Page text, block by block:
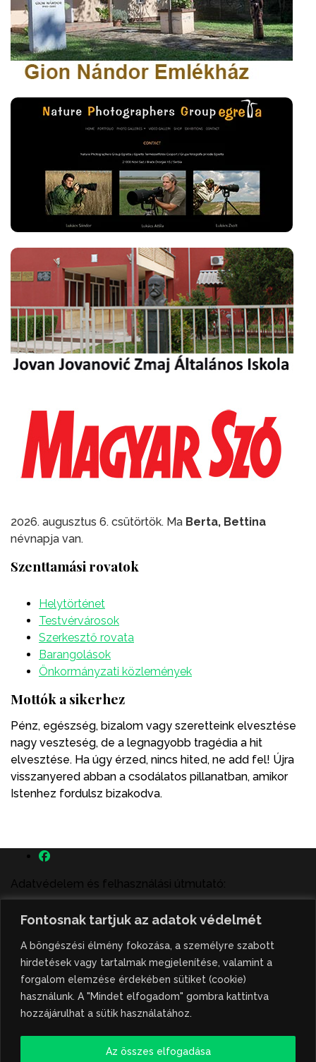
Fontosnak tartjuk az adatok védelmét
A böngészési élmény fokozása, a személyre szabott
hirdetések vagy tartalmak megjelenítése, valamint a
forgalom elemzése érdekében sütiket (cookie)
használunk. A "Mindet elfogadom" gombra kattintva
hozzájárulhat a sütik használatához.
Az összes elfogadása
2026. augusztus 6. csütörtök. Ma Berta, Bettina
névnapja van.
Szenttamási rovatok
Helytörténet
Testvérvárosok
Szerkesztő rovata
Barangolások
Önkormányzati közlemények
Mottók a sikerhez
Pénz, egészség, bizalom vagy szeretteink elvesztése
nagy veszteség, de a legnagyobb tragédia a hit
elvesztése. Ha úgy érzed, nincs hited, ne add fel! Újra
visszanyered abban a csodálatos pillanatban, amikor
Istenhez fordulsz bizakodva.
Adatvédelem és felhasználási útmutató:
A szenttamás.rs magyar nyelvű internetes hírportálon
megjelenő szerzői írások, a híranyag és minden egyéb
tartalom a portált működtető Gion Nándor Kulturális
Központ szellemi tulajdonát képezik, amely szellemi
tulajdont a nemzetközi és szerbiai törvények védik. A
jogosulatlan felhasználás büntető- és polgári jogi
következményeket von maga után. A hírportálon
ismertetése, illetve közzétett fotók átvétele kizárólag